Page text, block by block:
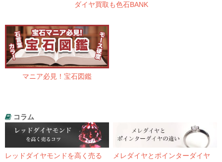
ダイヤ買取も色石BANK
マニア必見！宝石図鑑
コラム
レッドダイヤモンドを高く売る
メレダイヤとポインターダイヤ